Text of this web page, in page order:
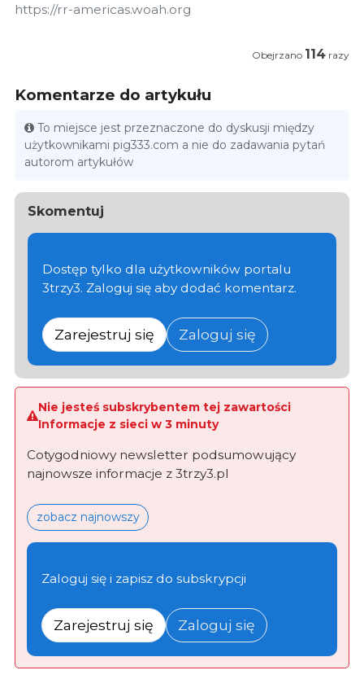
https://rr-americas.woah.org
Obejrzano 114 razy
Komentarze do artykułu
To miejsce jest przeznaczone do dyskusji między
użytkownikami pig333.com a nie do zadawania pytań
autorom artykułów
Skomentuj
Dostęp tylko dla użytkowników portalu
3trzy3. Zaloguj się aby dodać komentarz.
Zarejestruj się Zaloguj się
Nie jesteś subskrybentem tej zawartości
Informacje z sieci w 3 minuty
Cotygodniowy newsletter podsumowujący
najnowsze informacje z 3trzy3.pl
zobacz najnowszy
Zaloguj się i zapisz do subskrypcji
Zarejestruj się Zaloguj się